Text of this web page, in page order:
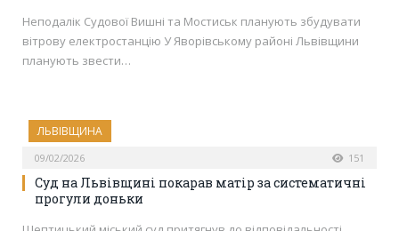
Неподалік Судової Вишні та Мостиськ планують збудувати
вітрову електростанцію У Яворівському районі Львівщини
планують звести…
ЛЬВІВЩИНА
09/02/2026 151
Суд на Львівщині покарав матір за систематичні
прогули доньки